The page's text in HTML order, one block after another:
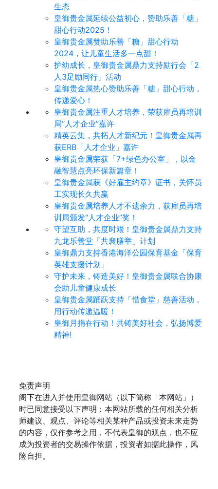
生态
皇御贵金属延续公益初心，赞助乐善「糖」
甜心行动2025！
皇御贵金属赞助乐善「糖」甜心行动
2024，让儿童生活多一点甜！
护幼成长，皇御贵金属鼎力支持励行会「2
人3足励同行」活动
皇御贵金属热心赞助乐善「糖」甜心行动，
传递爱心！
皇御贵金属注重人才培养，荣获雇员再培训
局“人才企业”嘉许
精英云集，共拓人才新纪元！皇御贵金属再
获ERB「人才企业」嘉许
皇御贵金属荣获「7+绿色办公室」，以金
融智慧点亮环保新篇章！
皇御贵金属获《好雇主约章》证书，关怀员
工实现长久共赢
皇御贵金属培养人才不遗余力，获雇员再培
训局颁发“人才企业”奖！
守望互助，共度时艰！皇御贵金属鼎力支持
九龙乐善堂「共襄膳举」计划
皇御鼎力支持香港海洋公园保育基金「保育
英雄支援计划」
守护未来，铸造美好！皇御贵金属联合协康
会助儿童健康成长
皇御贵金属踊跃支持「惜食堂」慈善活动，
用行动传递温暖！
皇御月捐在行动！共铸美好社会，弘扬博爱
精神!
免责声明
阁下在进入并使用皇御网站（以下简称「本网站」）
时已同意接受以下声明：本网站所载的任何相关分析
师建议、观点、评论等相关某种产品或投资未来走势
的内容，仅作参考之用，不代表皇御的观点，也不应
成为投资者的交易操作依据，投资者如据此操作，风
险自担。